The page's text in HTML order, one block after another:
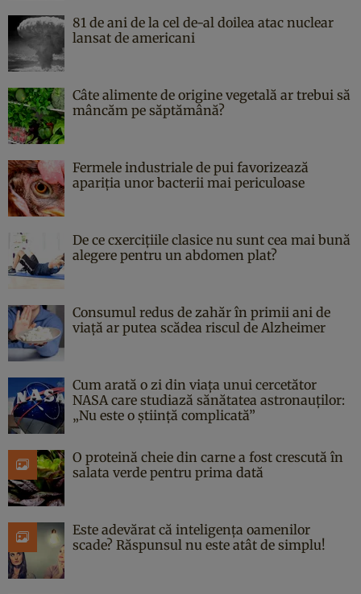
81 de ani de la cel de-al doilea atac nuclear
lansat de americani
Câte alimente de origine vegetală ar trebui să
mâncăm pe săptămână?
Fermele industriale de pui favorizează
apariția unor bacterii mai periculoase
De ce cxercițiile clasice nu sunt cea mai bună
alegere pentru un abdomen plat?
Consumul redus de zahăr în primii ani de
viață ar putea scădea riscul de Alzheimer
Cum arată o zi din viața unui cercetător
NASA care studiază sănătatea astronauților:
„Nu este o știință complicată”
O proteină cheie din carne a fost crescută în
salata verde pentru prima dată
Este adevărat că inteligența oamenilor
scade? Răspunsul nu este atât de simplu!